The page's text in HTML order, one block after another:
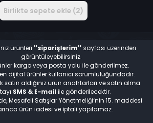
Birlikte sepete ekle (2)
ürünleri ''siparişlerim'' sayfası üzerinden
görüntüleyebilirsiniz.
kargo veya posta yolu ile gönderilmez.
dijital ürünler kullanıcı sorumluluğundadır.
satın aldığınız ürün anahtarları ve satın alma
SMS & E-mail ile gönderilecektir.
Mesafeli Satışlar Yönetmeliği’nin 15. maddesi
ürün iadesi ve iptali yapılamaz.